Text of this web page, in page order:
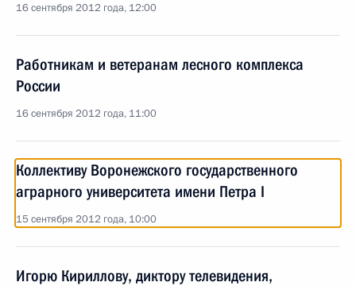
16 сентября 2012 года, 12:00
Работникам и ветеранам лесного комплекса
России
16 сентября 2012 года, 11:00
Коллективу Воронежского государственного
аграрного университета имени Петра I
15 сентября 2012 года, 10:00
Игорю Кириллову, диктору телевидения,